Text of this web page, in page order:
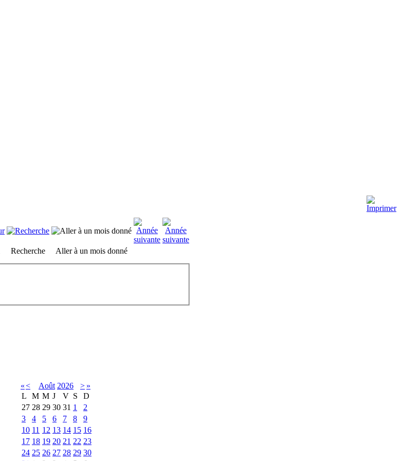
Recherche
Aller à un mois donné
«< Août 2026 > »
L
M M J V S
D
27 28 29 30 31 1
2
3
4 5 6 7 8
9
10 11 12 13 14 15 16
17 18 19 20 21 22 23
24 25 26 27 28 29 30